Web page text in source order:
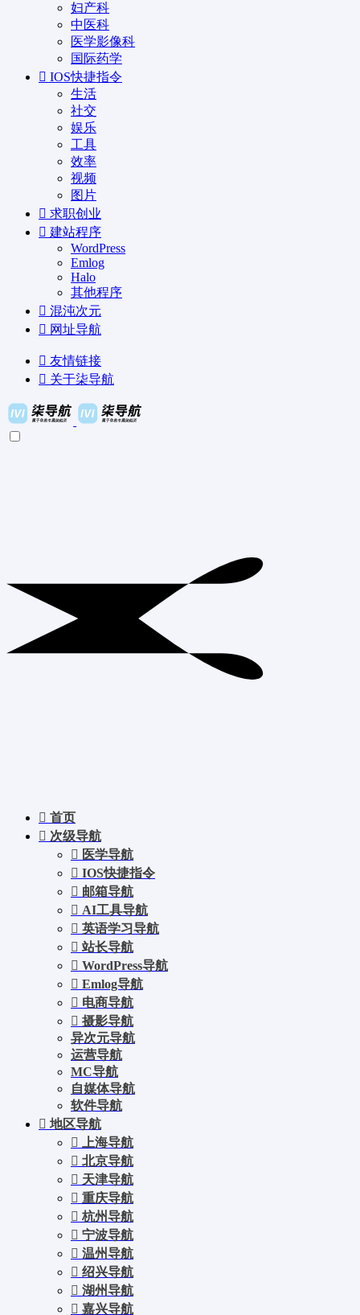
妇产科
中医科
医学影像科
国际药学
IOS快捷指令
生活
社交
娱乐
工具
效率
视频
图片
求职创业
建站程序
WordPress
Emlog
Halo
其他程序
混沌次元
网址导航
友情链接
关于柒导航
首页
次级导航
医学导航
IOS快捷指令
邮箱导航
AI工具导航
英语学习导航
站长导航
WordPress导航
Emlog导航
电商导航
摄影导航
异次元导航
运营导航
MC导航
自媒体导航
软件导航
地区导航
上海导航
北京导航
天津导航
重庆导航
杭州导航
宁波导航
温州导航
绍兴导航
湖州导航
嘉兴导航